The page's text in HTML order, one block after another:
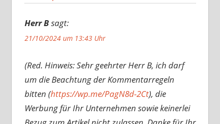
Herr Bsagt:
21/10/2024 um 13:43 Uhr
(Red. Hinweis: Sehr geehrter Herr B, ich darf
um die Beachtung der Kommentarregeln
bitten (https://wp.me/PagN8d-2Ct), die
Werbung für Ihr Unternehmen sowie keinerlei